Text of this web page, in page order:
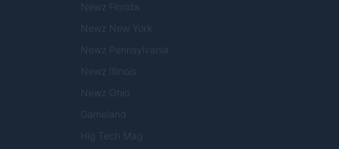
Newz Florida
Newz New York
Newz Pennsylvania
Newz Illinois
Newz Ohio
Gameland
Hig Tech Mag